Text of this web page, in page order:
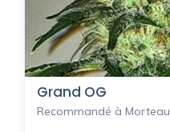
Grand OG
Recommandé à Morteau